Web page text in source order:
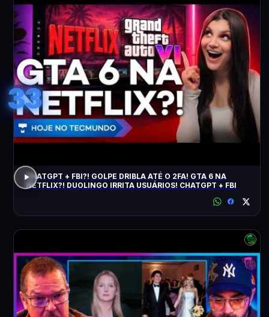
33
CHATGPT + FBI?! GOLPE DRIBLA ATÉ O 2FA! GTA 6 NA
NETFLIX?! DUOLINGO IRRITA USUÁRIOS! CHATGPT + FBI